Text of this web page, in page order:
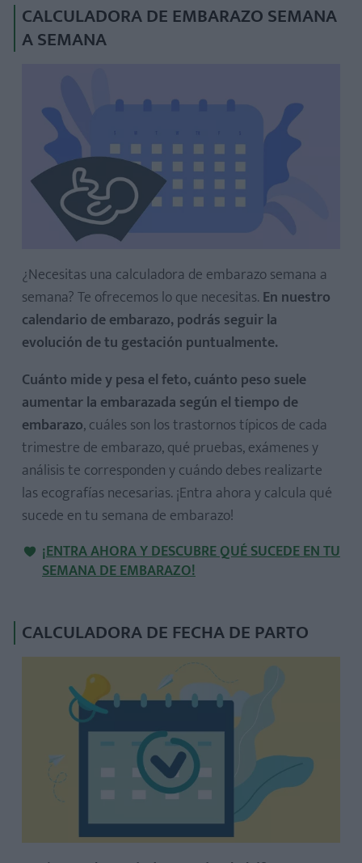
CALCULADORA DE EMBARAZO SEMANA
A SEMANA
¿Necesitas una calculadora de embarazo semana a
semana? Te ofrecemos lo que necesitas. En nuestro
calendario de embarazo, podrás seguir la
evolución de tu gestación puntualmente.
Cuánto mide y pesa el feto, cuánto peso suele
aumentar la embarazada según el tiempo de
embarazo, cuáles son los trastornos típicos de cada
trimestre de embarazo, qué pruebas, exámenes y
análisis te corresponden y cuándo debes realizarte
las ecografías necesarias. ¡Entra ahora y calcula qué
sucede en tu semana de embarazo!
¡ENTRA AHORA Y DESCUBRE QUÉ SUCEDE EN TU
SEMANA DE EMBARAZO!
CALCULADORA DE FECHA DE PARTO